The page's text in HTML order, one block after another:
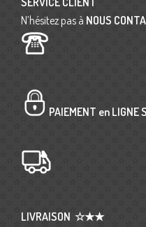
N’hésitez pas à NOUS
PAIEMENT en LIGNE
LIVRAISON ☆★★